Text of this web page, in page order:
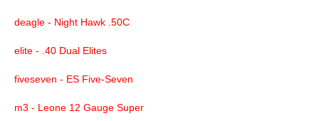
deagle - Night Hawk .50C
elite - .40 Dual Elites
fiveseven - ES Five-Seven
m3 - Leone 12 Gauge Super